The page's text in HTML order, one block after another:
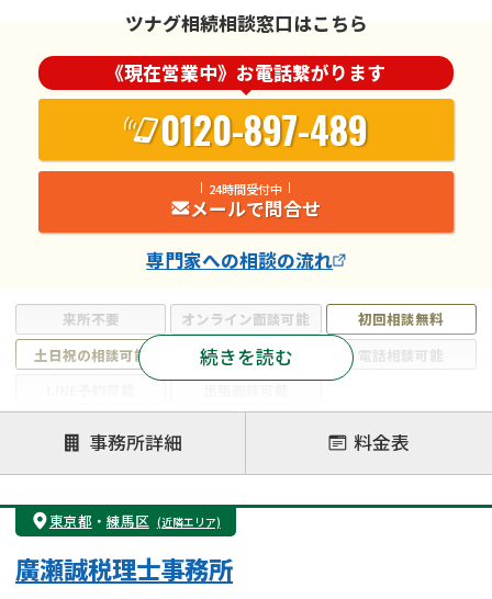
来所不要 オンライン面談可能
初回相談無料
土日祝の相談可能
19時以降電話可能
電話相談可能
注力案件
遺言書作成・遺言執行
相続放棄
相続登記
遺産分割
遺留分侵害額請求
相続税申告
相続手続き
銀行手続き
成年後見・任意後見
贈与税
続きを読む
ツナグ相続相談窓口はこちら
《現在営業中》お電話繋がります
0120-897-489
24時間受付中
メールで問合せ
専門家への相談の流れ
事務所詳細 料金表
東京都 ・ 練馬区 (近隣エリア)
廣瀬誠税理士事務所